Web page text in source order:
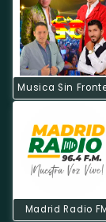
Madrid Radio